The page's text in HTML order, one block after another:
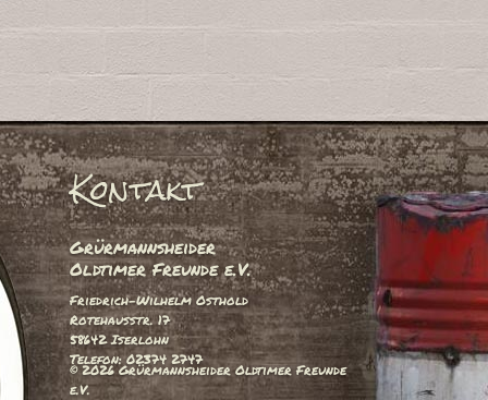
Kontakt
Grürmannsheider
Oldtimer Freunde e.V.
Friedrich-Wilhelm Osthold
Rotehausstr. 17
58642 Iserlohn
Telefon: 02374 2747
© 2026 Grürmannsheider Oldtimer Freunde
e.V.